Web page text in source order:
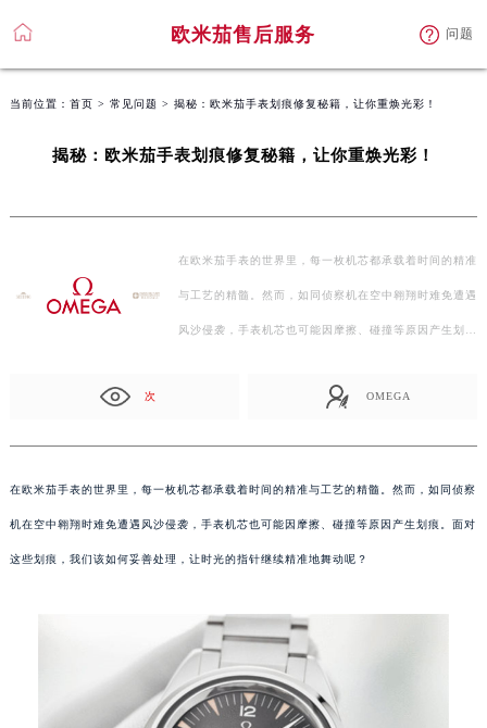
欧米茄售后服务 问题
当前位置： 首页 > 常见问题 > 揭秘：欧米茄手表划痕修复秘籍，让你重焕光彩！
揭秘：欧米茄手表划痕修复秘籍，让你重焕光彩！
在欧米茄手表的世界里，每一枚机芯都承载着时间的精准
与工艺的精髓。然而，如同侦察机在空中翱翔时难免遭遇
风沙侵袭，手表机芯也可能因摩擦、碰撞等原因产生划…
次 OMEGA
在欧米茄手表的世界里，每一枚机芯都承载着时间的精准与工艺的精髓。然而，如同侦察
机在空中翱翔时难免遭遇风沙侵袭，手表机芯也可能因摩擦、碰撞等原因产生划痕。面对
这些划痕，我们该如何妥善处理，让时光的指针继续精准地舞动呢？